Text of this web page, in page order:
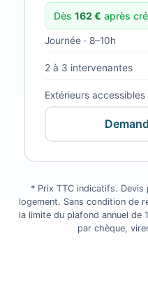
Dès 162 € après
Journée · 8–10h
2 à 3 intervenantes
Extérieurs accessibles
* Prix TTC indicatifs.
logement. Sans condition de
la limite du plafond annuel de
par chèque,